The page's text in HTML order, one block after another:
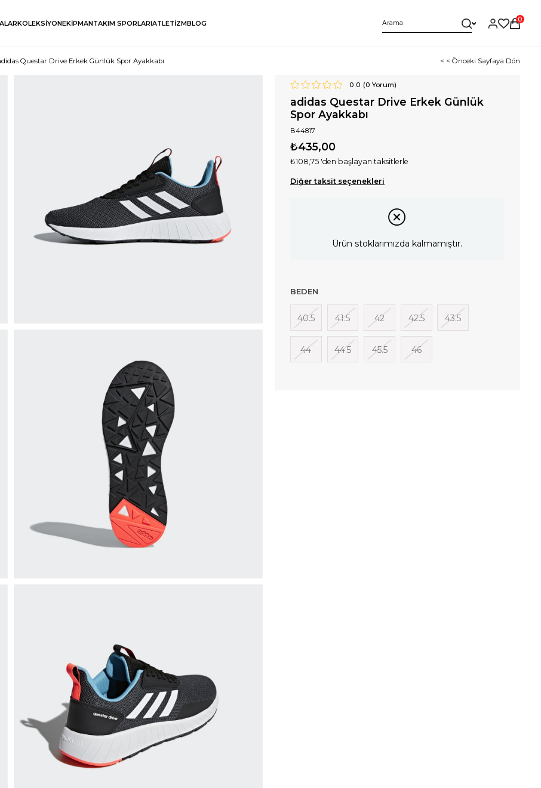
KOLEKSİYONEKİPMANTAKIM SPORLARIATLETİZMBLOG
0
Questar Drive Erkek Günlük Spor Ayakkabı < < Önceki Sayfaya Dön
0.0 (0 Yorum)
adidas Questar Drive Erkek Günlük
Spor Ayakkabı
B44817
₺435,00
₺108,75 'den başlayan taksitlerle
Diğer taksit seçenekleri
Ürün stoklarımızda kalmamıştır.
BEDEN
40.5 41.5 42 42.5 43.5
44 44.5 45.5 46